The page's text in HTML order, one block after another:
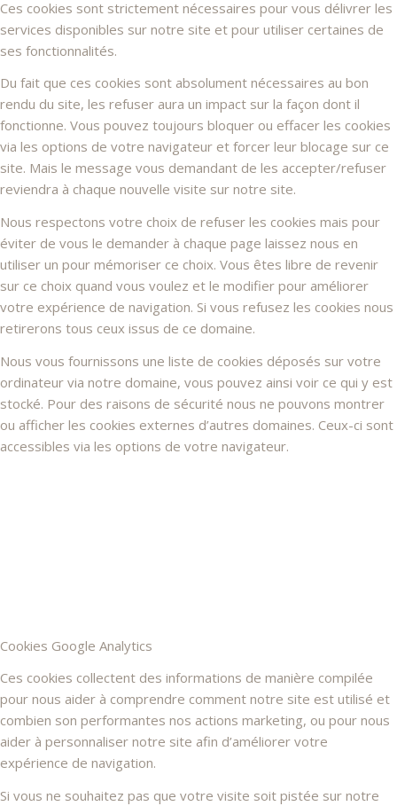
Ces cookies sont strictement nécessaires pour vous délivrer les
services disponibles sur notre site et pour utiliser certaines de
ses fonctionnalités.
Du fait que ces cookies sont absolument nécessaires au bon
rendu du site, les refuser aura un impact sur la façon dont il
fonctionne. Vous pouvez toujours bloquer ou effacer les cookies
via les options de votre navigateur et forcer leur blocage sur ce
site. Mais le message vous demandant de les accepter/refuser
reviendra à chaque nouvelle visite sur notre site.
Nous respectons votre choix de refuser les cookies mais pour
éviter de vous le demander à chaque page laissez nous en
utiliser un pour mémoriser ce choix. Vous êtes libre de revenir
sur ce choix quand vous voulez et le modifier pour améliorer
votre expérience de navigation. Si vous refusez les cookies nous
retirerons tous ceux issus de ce domaine.
Nous vous fournissons une liste de cookies déposés sur votre
ordinateur via notre domaine, vous pouvez ainsi voir ce qui y est
stocké. Pour des raisons de sécurité nous ne pouvons montrer
ou afficher les cookies externes d’autres domaines. Ceux-ci sont
accessibles via les options de votre navigateur.
Cookies Google Analytics
Ces cookies collectent des informations de manière compilée
pour nous aider à comprendre comment notre site est utilisé et
combien son performantes nos actions marketing, ou pour nous
aider à personnaliser notre site afin d’améliorer votre
expérience de navigation.
Si vous ne souhaitez pas que votre visite soit pistée sur notre